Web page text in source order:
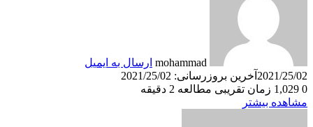
mohammad ارسال به ایمیل
2021/25/02 آخرین بروزرسانی: 2021/25/02
0
زمان تقریبی مطالعه 2 دقیقه
مشاهده بیشتر